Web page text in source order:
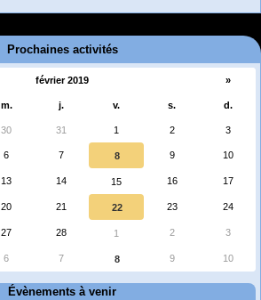
Prochaines activités
février 2019 »
m. j. v. s. d.
30 31 1 2 3
6 7 8 9 10
13 14 15 16 17
20 21 22 23 24
27 28 1 2 3
6 7 8 9 10
Évènements à venir